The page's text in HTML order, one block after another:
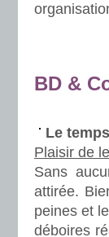
BD &
Le
Plaisir de
Sans
attirée.
peines et
déboires